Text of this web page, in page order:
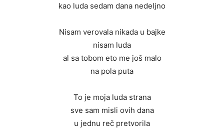
kao luda sedam dana nedeljno
Nisam verovala nikada u bajke
nisam luda
al sa tobom eto me još malo
na pola puta
To je moja luda strana
sve sam misli ovih dana
u jednu reč pretvorila